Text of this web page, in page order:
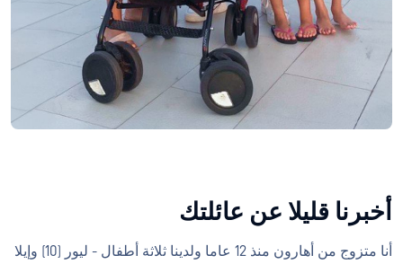
أخبرنا قليلا عن عائلتك
أنا متزوج من أهارون منذ 12 عاما ولدينا ثلاثة أطفال - ليور (10) وإيلا